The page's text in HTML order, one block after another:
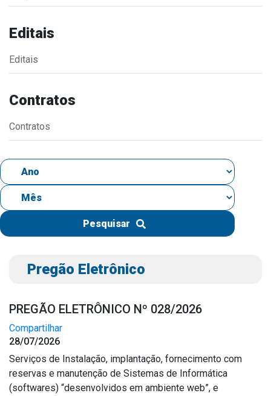
Agricultura e Meio Ambiente
Assistência Social
Obras
IPTU 2026
Nota Fiscal Eletrônica
Portal do Cidadão
Portal do Servidor
Publicações
Diário Oficial (Novo)
Diário Oficial (Até 30/04)
Editais
Editais
Contratos
Contratos
Pesquisar
Pregão Eletrônico
PREGÃO ELETRÔNICO Nº 028/2026
Compartilhar
28/07/2026
Serviços de Instalação, implantação, fornecimento com
reservas e manutenção de Sistemas de Informática
(softwares) “desenvolvidos em ambiente web”, e